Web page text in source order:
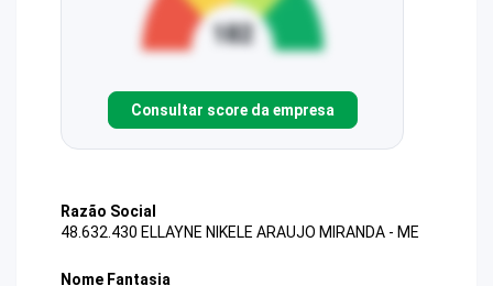
Consultar score da empresa
Razão Social
48.632.430 ELLAYNE NIKELE ARAUJO MIRANDA - ME
Nome Fantasia